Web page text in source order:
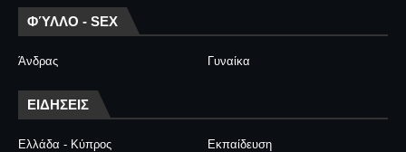
ΦΎΛΛΟ - SEX
Άνδρας Γυναίκα
ΕΙΔΗΣΕΙΣ
Ελλάδα - Κύπρος
Εκπαίδευση